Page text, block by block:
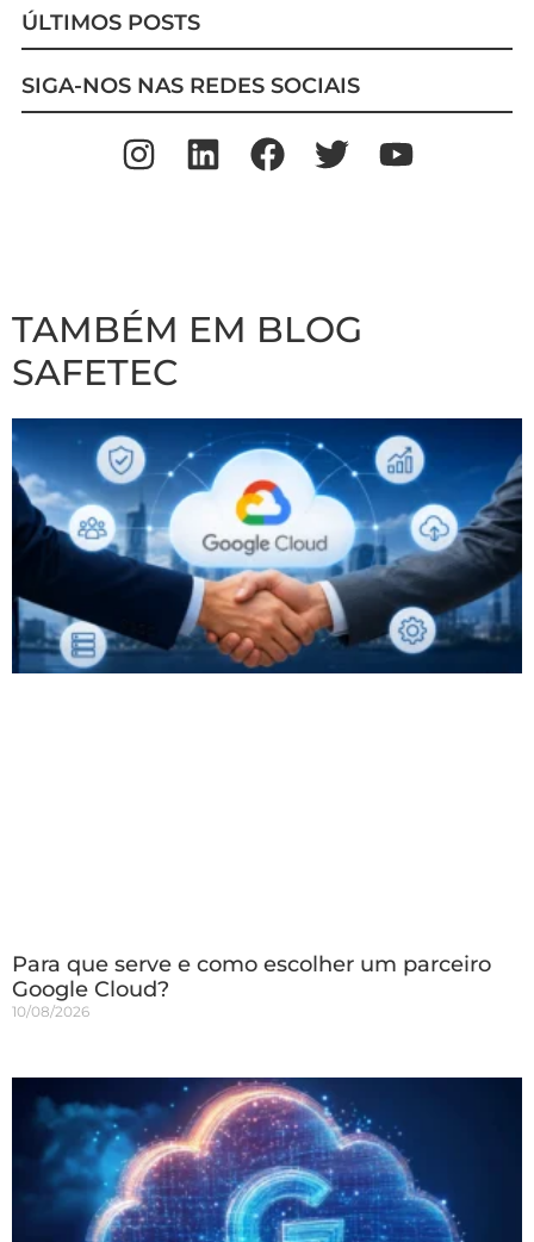
ÚLTIMOS POSTS
SIGA-NOS NAS REDES SOCIAIS
TAMBÉM EM BLOG
SAFETEC
Para que serve e como escolher um parceiro
Google Cloud?
10/08/2026